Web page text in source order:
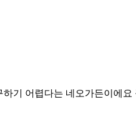
기 어렵다는 네오가든이에